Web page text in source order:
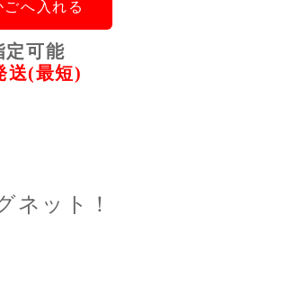
ごへ入れる
定可能
送(最短)
ネット！